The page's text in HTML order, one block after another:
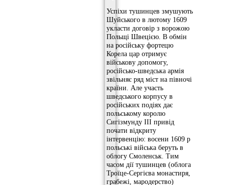
Успіхи тушинцев змушують
Шуйського в лютому 1609
укласти договір з ворожою
Польщі Швецією. В обмін
на російську фортецю
Корела цар отримує
військову допомогу,
російсько-шведська армія
звільняє ряд міст на півночі
країни. Але участь
шведського корпусу в
російських подіях дає
польському королю
Сигізмунду III привід
почати відкриту
інтервенцію: восени 1609 р
польські війська беруть в
облогу Смоленськ. Тим
часом дії тушинцев (облога
Троїце-Сергієва монастиря,
грабежі, мародерство)